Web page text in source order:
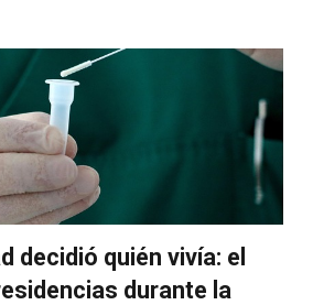
decidió quién vivía: el
durante la